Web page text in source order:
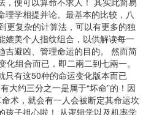
理学相提并论。最基本的比较，八
更复杂的计算法，可以有更多的独
媲美个人指纹组合，以供解读每一
吉避凶、管理命运的目的。 然而简
组合而已，即二兩二到七兩一。
只有这50种的命运变化版本而已
大约三分之一是属于“坏命”的！因
术，就会有一人会被断定其命运坎
孩子担心啦！ 从逻辑学以及机率学